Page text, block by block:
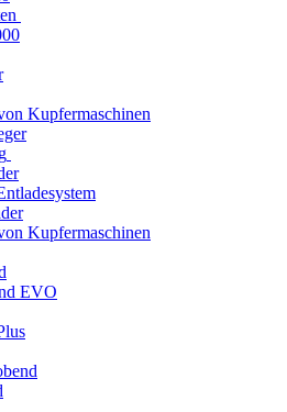
Kupfermaschinen
Kupfermaschinen
EVO